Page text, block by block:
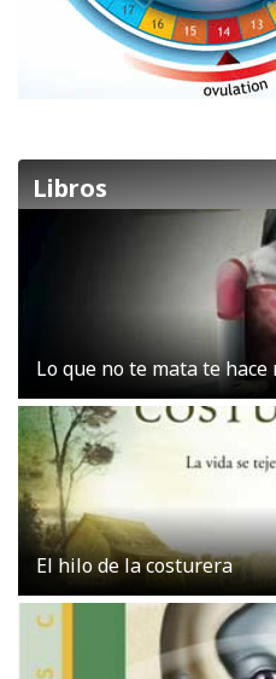
Libros
Lo que no te mata te
El hilo de la costurera